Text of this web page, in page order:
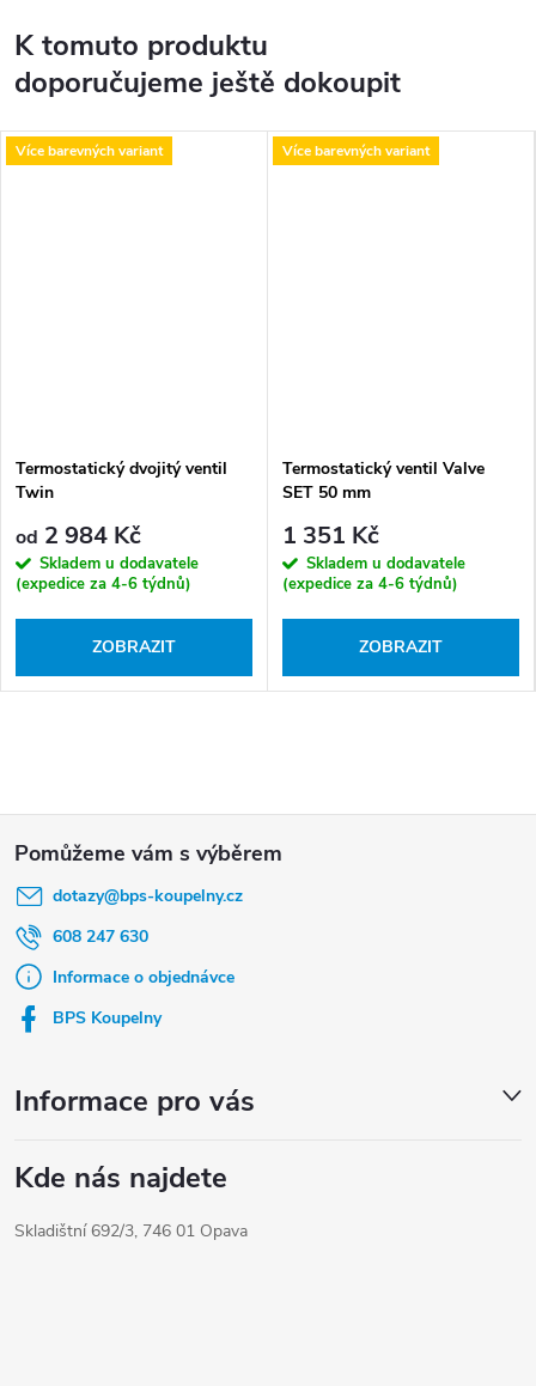
K tomuto produktu
doporučujeme ještě dokoupit
Více barevných variant
Termostatický dvojitý ventil
Twin
od 2 984 Kč
Skladem u dodavatele
(expedice za 4-6 týdnů)
ZOBRAZIT
Více barevných variant
Termostatický ventil Valve
SET 50 mm
1 351 Kč
Skladem u dodavatele
(expedice za 4-6 týdnů)
ZOBRAZIT
dotazy@bps-koupelny.cz
608 247 630
Informace o objednávce
BPS Koupelny
Informace pro vás
Kde nás najdete
Skladištní 692/3, 746 01 Opava